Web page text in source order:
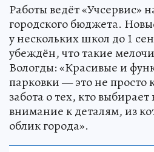
Работы ведёт «Учсервис»
городского бюджета.
у нескольких школ до 1
убеждён, что такие
Вологды: «Красивые и
парковки — это не просто
забота о тех, кто
внимание к деталям, из
облик города».